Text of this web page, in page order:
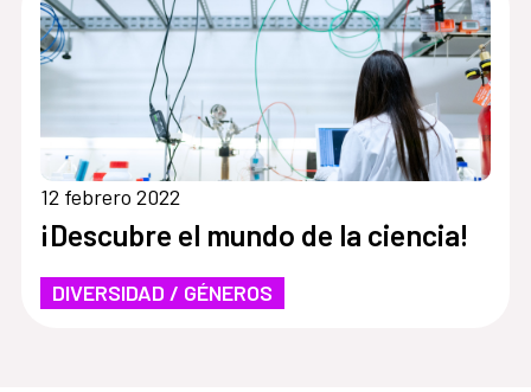
12 febrero 2022
¡Descubre el mundo de la ciencia!
DIVERSIDAD / GÉNEROS